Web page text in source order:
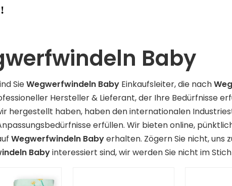
Baby
SieWegwerfwindeln Baby Einkaufsleiter, die nach
Hersteller & Lieferant, der Ihre Bedürfnisse
hergestellt haben, haben den internationalen
erfüllen. Wir bieten online,
Wegwerfwindeln Babyerhalten. Zögern Sie nicht, uns
Babyinteressiert sind, wir werden Sie nicht im